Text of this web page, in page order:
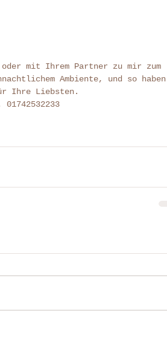
mit Ihrem Partner zu mir zum
Ambiente, und so haben
für Ihre Liebsten.